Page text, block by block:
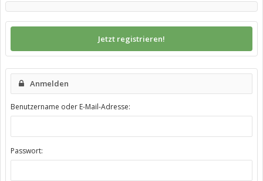
Jetzt registrieren!
Anmelden
Benutzername oder E-Mail-Adresse:
Passwort: